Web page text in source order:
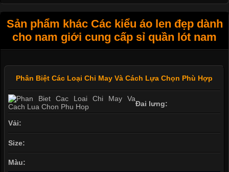
Sản phẩm khác Các kiểu áo len đẹp dành
cho nam giới cung cấp sỉ quần lót nam
Phân Biệt Các Loại Chỉ May Và Cách Lựa Chọn Phù Hợp
Đai lưng:
Vải:
Size:
Màu: